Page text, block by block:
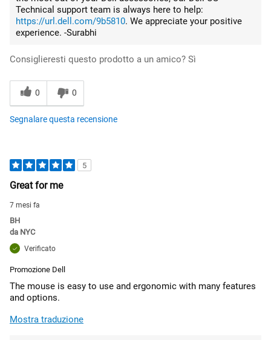
Technical support team is always here to help:
https://url.dell.com/9b5810. We appreciate your positive
experience. -Surabhi
Consiglieresti questo prodotto a un amico? Sì
0 0
Segnalare questa recensione
5
Great for me
7 mesi fa
BH
da NYC
Verificato
Promozione Dell
The mouse is easy to use and ergonomic with many features
and options.
Mostra traduzione